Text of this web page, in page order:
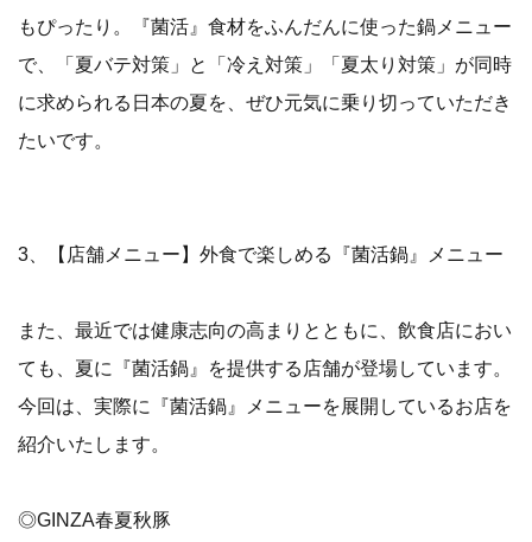
もぴったり。『菌活』食材をふんだんに使った鍋メニュー
で、「夏バテ対策」と「冷え対策」「夏太り対策」が同時
に求められる日本の夏を、ぜひ元気に乗り切っていただき
たいです。
3、【店舗メニュー】外食で楽しめる『菌活鍋』メニュー
また、最近では健康志向の高まりとともに、飲食店におい
ても、夏に『菌活鍋』を提供する店舗が登場しています。
今回は、実際に『菌活鍋』メニューを展開しているお店を
紹介いたします。
◎GINZA春夏秋豚